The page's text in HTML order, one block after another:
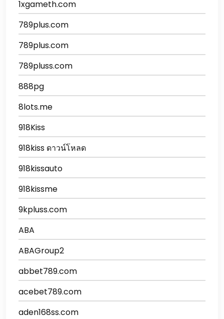
1xgameth.com
789plus.com
789plus.com
789pluss.com
888pg
8lots.me
918Kiss
918kiss ดาวน์โหลด
918kissauto
918kissme
9kpluss.com
ABA
ABAGroup2
abbet789.com
acebet789.com
aden168ss.com